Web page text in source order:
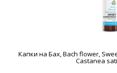
Капки на Бах, Bach flower,
Castanea